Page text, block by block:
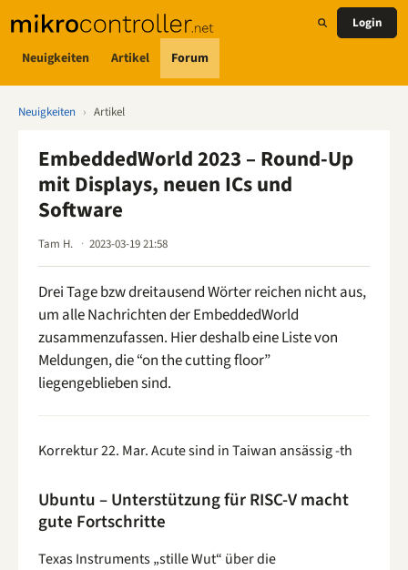
Neuigkeiten Artikel Forum
Login
Neuigkeiten › Artikel
EmbeddedWorld 2023 – Round-Up
mit Displays, neuen ICs und
Software
Tam H. 2023-03-19 21:58
Drei Tage bzw dreitausend Wörter reichen nicht aus,
um alle Nachrichten der EmbeddedWorld
zusammenzufassen. Hier deshalb eine Liste von
Meldungen, die “on the cutting floor”
liegengeblieben sind.
Korrektur 22. Mar. Acute sind in Taiwan ansässig -th
Ubuntu – Unterstützung für RISC-V macht
gute Fortschritte
Texas Instruments „stille Wut“ über die